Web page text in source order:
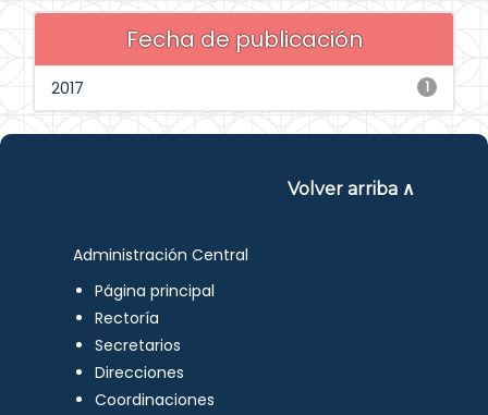
Fecha de publicación
1
2017
Volver arriba ∧
Administración Central
Página principal
Rectoría
Secretarios
Direcciones
Coordinaciones